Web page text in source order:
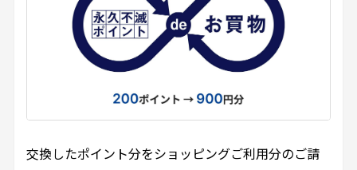
交換したポイント分をショッピングご利用分のご請